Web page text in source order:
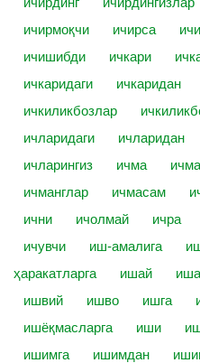
ичирмоқчи
ичирса
ичишибди
ичкари
ичкаридаги
ичкаридан
ичкиликбозлар
ичларидаги
ичларидан
ичларингиз
ичма
ичманглар
ичмасам
ични
ичолмай ичра
ичувчи
иш-амалига
ҳаракатларга
ишай
ишвий
ишво ишга
ишёқмасларга
иши
ишимга
ишимдан